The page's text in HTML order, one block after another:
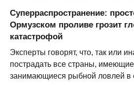
Суперраспространение:
Ормузском проливе грозит
катастрофой
Эксперты говорят, что, так или
пострадать все страны,
занимающиеся рыбной ловлей в